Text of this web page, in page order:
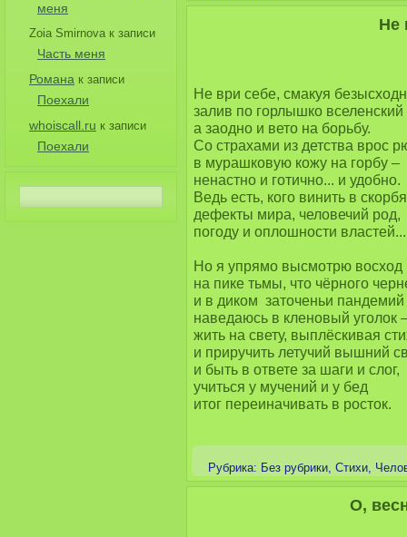
меня
Zoia Smirnova к записи
Часть меня
Романа к записи
Поехали
whoiscall.ru к записи
Поехали
Не
Не ври себе, смакуя
залив по горлышко вселенский
а заодно и вето на борьбу.
Со страхами из детства врос
в мурашковую кожу на горбу –
ненастно и готично... и удобно.
Ведь есть, кого винить в
дефекты мира, человечий род,
погоду и оплошности властей...
Но я упрямо высмотрю восход
на пике тьмы, что чёрного
и в диком  заточеньи пандемий
наведаюсь в кленовый уголок
жить на свету, выплёскивая
и приручить летучий вышний
и быть в ответе за шаги и слог,
учиться у мучений и у бед
итог переиначивать в росток.
Рубрика: Без рубрики, Стихи,
О,